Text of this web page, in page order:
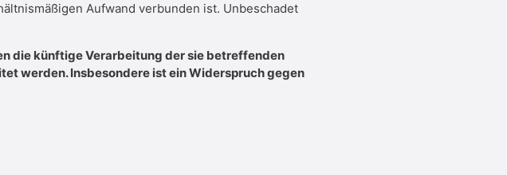
Aufwand verbunden ist. Unbeschadet
die künftige Verarbeitung der sie betreffenden
werden. Insbesondere ist ein Widerspruch gegen